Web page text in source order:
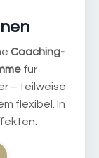
Coaching-
für
– teilweise
flexibel. In